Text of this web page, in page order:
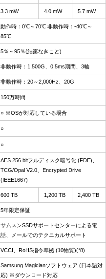
3.3 mW 4.0 mW 5.7 mW
動作時：0℃～70℃ 非動作時：-40℃～
85℃
5％～95％(結露なきこと)
非動作時：1,500G、0.5ms期間、3軸
非動作時：20～2,000Hz、20G
150万時間
○ ※OSが対応している場合
○
○
AES 256 bitフルディスク暗号化 (FDE)、
TCG/Opal V2.0、Encrypted Drive
(IEEE1667)
600 TB 1,200 TB 2,400 TB
5年限定保証
サムスンSSDサポートセンターによる電
話、メールでのテクニカルサポート
VCCI、RoHS指令準拠 (10物質)(*8)
Samsung Magicianソフトウェア (日本語対
応) ※ダウンロード対応